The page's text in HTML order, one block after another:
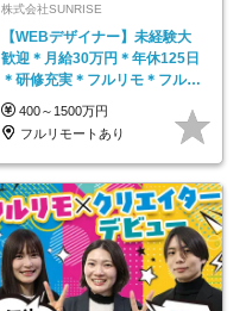
株式会社SUNRISE
【WEBデザイナー】未経験大
歓迎＊月給30万円＊年休125日
＊研修充実＊フルリモ＊フルフ
レックス＊
400～1500万円
フルリモートあり